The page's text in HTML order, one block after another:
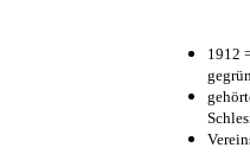
1912